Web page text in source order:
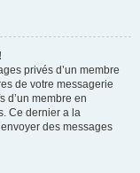
privés d’un membre
de votre messagerie
d’un membre en
Ce dernier a la
des messages